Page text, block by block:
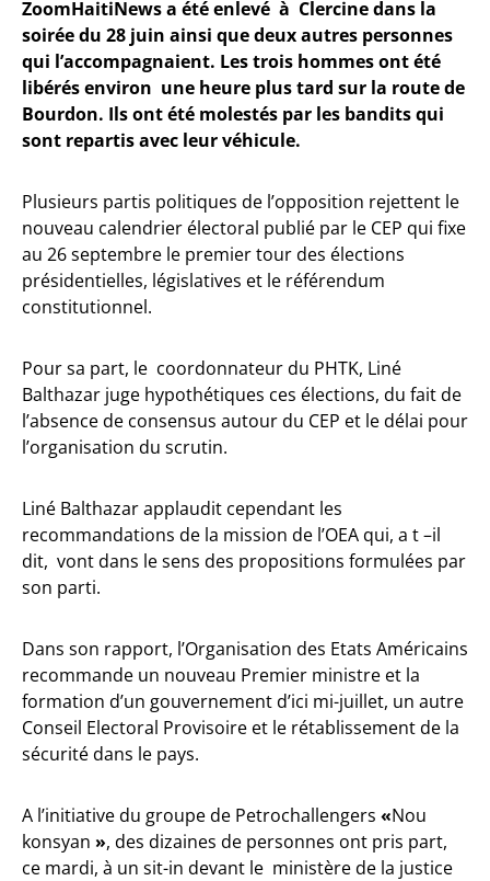
ZoomHaitiNews a été enlevé à Clercine dans la
soirée du 28 juin ainsi que deux autres personnes
qui l’accompagnaient. Les trois hommes ont été
libérés environ une heure plus tard sur la route de
Bourdon. Ils ont été molestés par les bandits qui
sont repartis avec leur véhicule.
Plusieurs partis politiques de l’opposition rejettent le
nouveau calendrier électoral publié par le CEP qui fixe
au 26 septembre le premier tour des élections
présidentielles, législatives et le référendum
constitutionnel.
Pour sa part, le coordonnateur du PHTK, Liné
Balthazar juge hypothétiques ces élections, du fait de
l’absence de consensus autour du CEP et le délai pour
l’organisation du scrutin.
Liné Balthazar applaudit cependant les
recommandations de la mission de l’OEA qui, a t –il
dit, vont dans le sens des propositions formulées par
son parti.
Dans son rapport, l’Organisation des Etats Américains
recommande un nouveau Premier ministre et la
formation d’un gouvernement d’ici mi-juillet, un autre
Conseil Electoral Provisoire et le rétablissement de la
sécurité dans le pays.
A l’initiative du groupe de Petrochallengers «Nou
konsyan », des dizaines de personnes ont pris part,
ce mardi, à un sit-in devant le ministère de la justice